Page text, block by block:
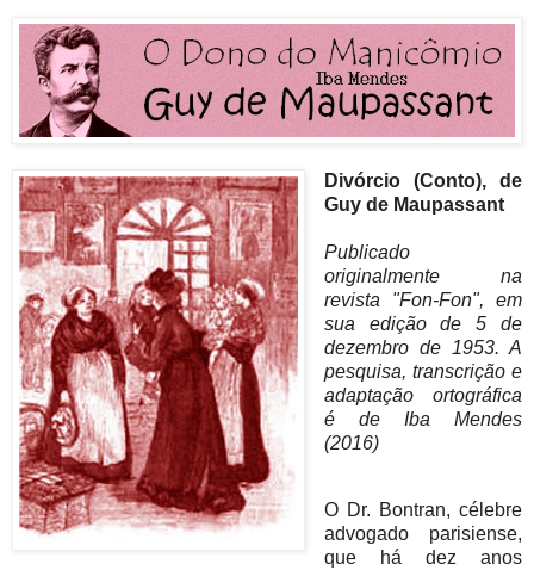
Divórcio (Conto), de
Guy de Maupassant
Publicado
originalmente na
revista "Fon-Fon", em
sua edição de 5 de
dezembro de 1953. A
pesquisa, transcrição e
adaptação ortográfica
é de Iba Mendes
(2016)
O Dr. Bontran, célebre
advogado parisiense,
que há dez anos